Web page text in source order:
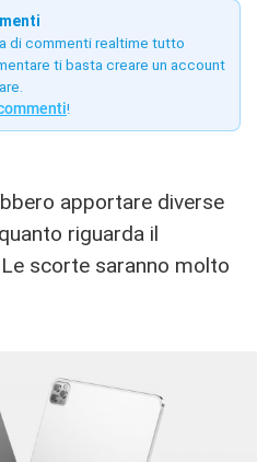
di commenti realtime tutto
ti basta creare un account
!
apportare diverse
riguarda il
scorte saranno molto